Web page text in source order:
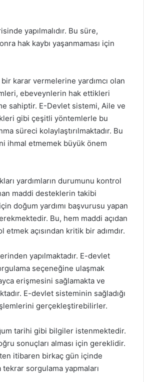
yapılmalıdır. Bu süre,
hak kaybı yaşanmaması için
karar vermelerine yardımcı olan
ebeveynlerin hak ettikleri
sahiptir. E-Devlet sistemi, Aile ve
gibi çeşitli yöntemlerle bu
süreci kolaylaştırılmaktadır. Bu
ihmal etmemek büyük önem
yardımların durumunu kontrol
maddi desteklerin takibi
doğum yardımı başvurusu yapan
Bu, hem maddi açıdan
açısından kritik bir adımdır.
yapılmaktadır. E-devlet
seçeneğine ulaşmak
erişmesini sağlamakta ve
E-devlet sisteminin sağladığı
gerçekleştirebilirler.
tarihi gibi bilgiler istenmektedir.
sonuçları alması için gereklidir.
itibaren birkaç gün içinde
sorgulama yapmaları